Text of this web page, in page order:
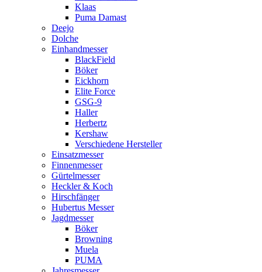
Klaas
Puma Damast
Deejo
Dolche
Einhandmesser
BlackField
Böker
Eickhorn
Elite Force
GSG-9
Haller
Herbertz
Kershaw
Verschiedene Hersteller
Einsatzmesser
Finnenmesser
Gürtelmesser
Heckler & Koch
Hirschfänger
Hubertus Messer
Jagdmesser
Böker
Browning
Muela
PUMA